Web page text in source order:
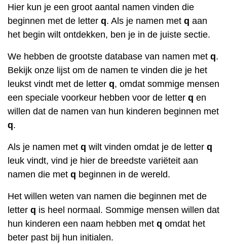
Hier kun je een groot aantal namen vinden die
beginnen met de letter q. Als je namen met q aan
het begin wilt ontdekken, ben je in de juiste sectie.
We hebben de grootste database van namen met q.
Bekijk onze lijst om de namen te vinden die je het
leukst vindt met de letter q, omdat sommige mensen
een speciale voorkeur hebben voor de letter q en
willen dat de namen van hun kinderen beginnen met
q.
Als je namen met q wilt vinden omdat je de letter q
leuk vindt, vind je hier de breedste variëteit aan
namen die met q beginnen in de wereld.
Het willen weten van namen die beginnen met de
letter q is heel normaal. Sommige mensen willen dat
hun kinderen een naam hebben met q omdat het
beter past bij hun initialen.